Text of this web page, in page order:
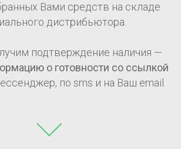
Вами средств на складе
дистрибьютора.
подтверждение наличия —
о готовности со ссылкой
по sms и на Ваш email